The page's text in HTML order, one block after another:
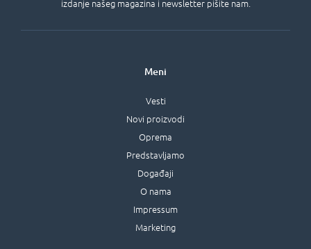
izdanje našeg magazina i newsletter pišite nam.
Meni
Vesti
Novi proizvodi
Oprema
Predstavljamo
Događaji
O nama
Impressum
Marketing